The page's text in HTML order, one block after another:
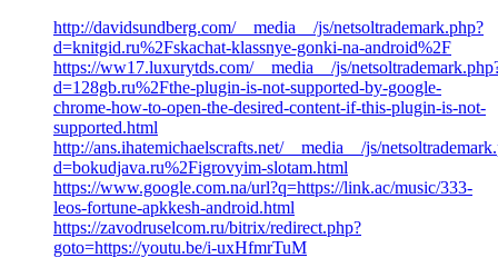
http://davidsundberg.com/__media__/js/netsoltrademark.php?
d=knitgid.ru%2Fskachat-klassnye-gonki-na-android%2F
https://ww17.luxurytds.com/__media__/js/
d=128gb.ru%2Fthe-plugin-is-not-supported-by-google-
chrome-how-to-open-the-desired-content-if-this-plugin-is-not-
supported.html
http://ans.ihatemichaelscrafts.net/__media__/js/
d=bokudjava.ru%2Figrovyim-slotam.html
https://www.google.com.na/url?q=https://link.ac/music/333-
leos-fortune-apkkesh-android.html
https://zavodruselcom.ru/bitrix/redirect.php?
goto=https://youtu.be/i-uxHfmrTuM